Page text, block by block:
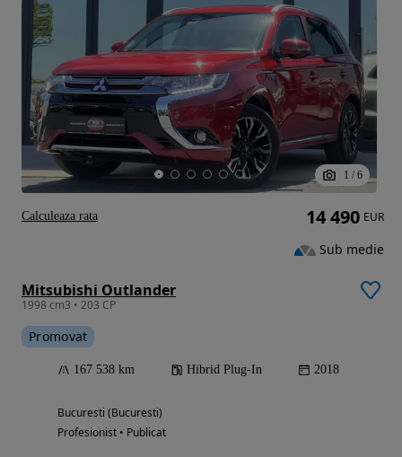
1 / 6
Mitsubishi Outlander
1998 cm3 • 203 CP
Promovat
167 538 km Hibrid Plug-In 2018
Bucuresti (Bucuresti)
Profesionist • Publicat
14 490 EUR
Sub medie
Calculeaza rata